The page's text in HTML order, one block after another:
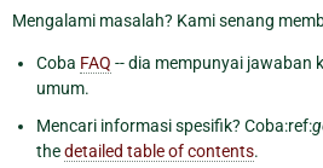
Mengalami masalah? Kami senang
Coba FAQ -- dia mempunyai jawaban
umum.
Mencari informasi spesifik? Coba:ref:
thedetailed table of contents.